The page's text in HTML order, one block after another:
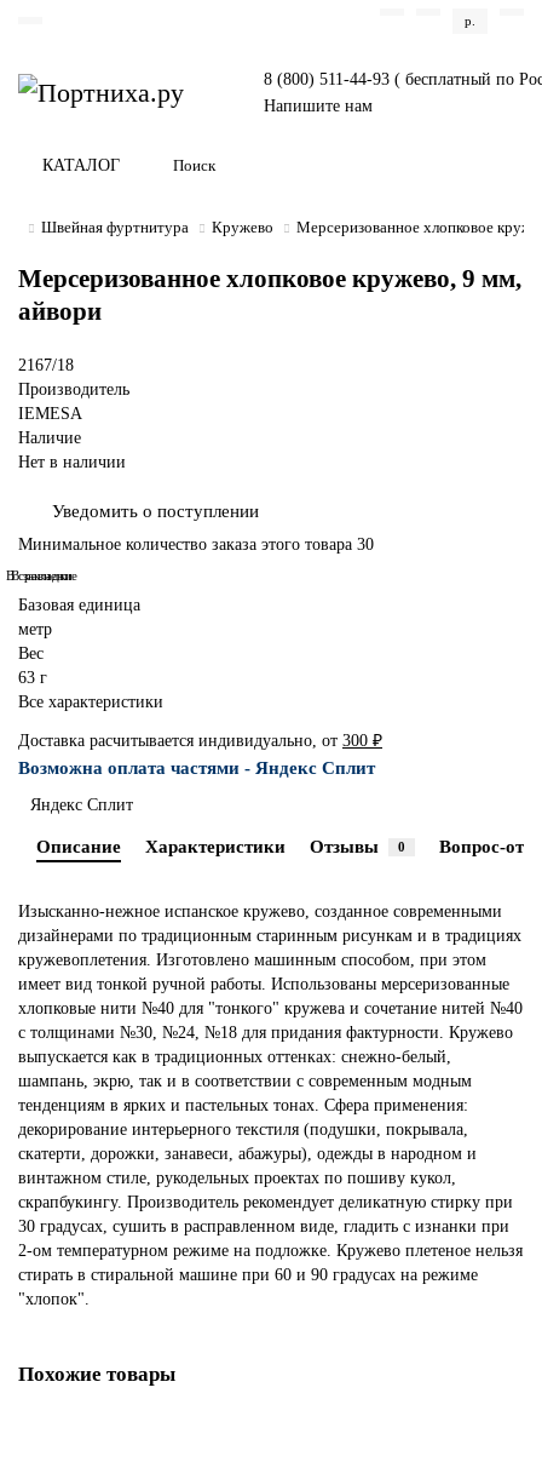
р.
8 (800) 511-44-93 ( бесплатный по
Напишите нам
КАТАЛОГ
Швейная фуртнитура Кружево Мерсеризованное хлопковое
Мерсеризованное хлопковое кружево, 9 мм,
айвори
2167/18
Производитель
IEMESA
Наличие
Нет в наличии
Уведомить о поступлении
Минимальное количество заказа этого товара 30
В закладки
В сравнение
Базовая единица
метр
Вес
63 г
Все характеристики
Доставка расчитывается индивидуально, от 300 ₽
Возможна оплата частями - Яндекс Сплит
Яндекс Сплит
Описание Характеристики Отзывы 0 Вопрос-
Изысканно-нежное испанское кружево, созданное современными
дизайнерами по традиционным старинным рисункам и в традициях
кружевоплетения. Изготовлено машинным способом, при этом
имеет вид тонкой ручной работы. Использованы мерсеризованные
хлопковые нити №40 для "тонкого" кружева и сочетание нитей №40
с толщинами №30, №24, №18 для придания фактурности. Кружево
выпускается как в традиционных оттенках: снежно-белый,
шампань, экрю, так и в соответствии с современным модным
тенденциям в ярких и пастельных тонах. Сфера применения:
декорирование интерьерного текстиля (подушки, покрывала,
скатерти, дорожки, занавеси, абажуры), одежды в народном и
винтажном стиле, рукодельных проектах по пошиву кукол,
скрапбукингу. Производитель рекомендует деликатную стирку при
30 градусах, сушить в расправленном виде, гладить с изнанки при
2-ом температурном режиме на подложке. Кружево плетеное нельзя
стирать в стиральной машине при 60 и 90 градусах на режиме
"хлопок".
Похожие товары